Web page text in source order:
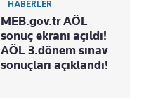
HABERLER
MEB.gov.tr AÖL
sonuç ekranı açıldı!
AÖL 3.dönem sınav
sonuçları açıklandı!